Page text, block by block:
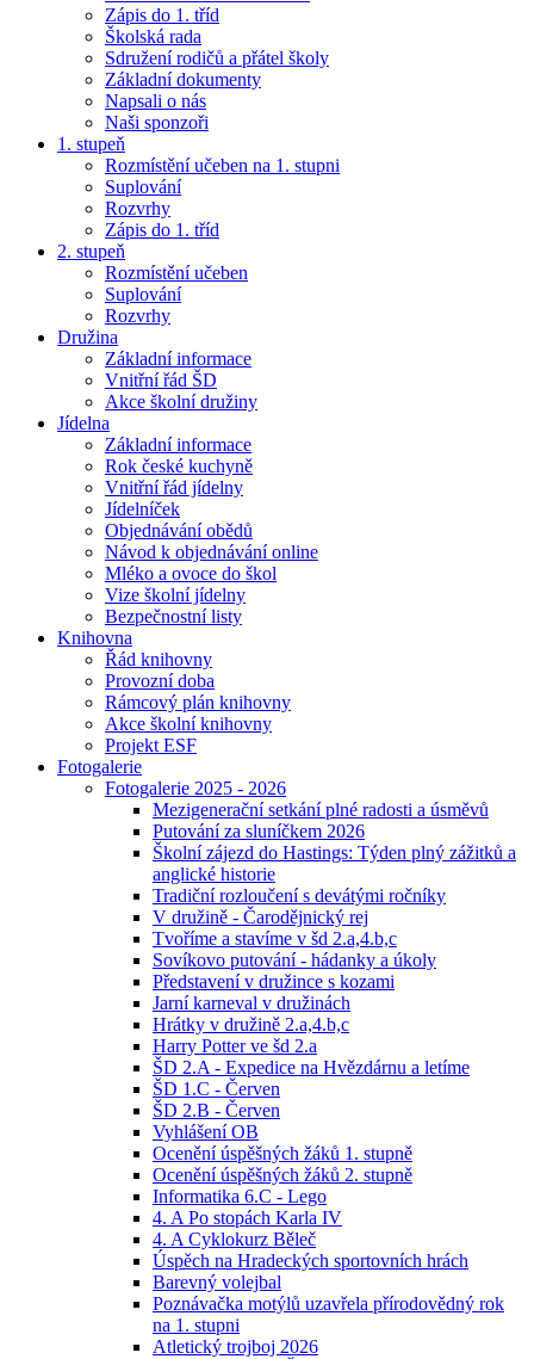
Zápis do 1. tříd
Školská rada
Sdružení rodičů a přátel školy
Základní dokumenty
Napsali o nás
Naši sponzoři
1. stupeň
Rozmístění učeben na 1. stupni
Suplování
Rozvrhy
Zápis do 1. tříd
2. stupeň
Rozmístění učeben
Suplování
Rozvrhy
Družina
Základní informace
Vnitřní řád ŠD
Akce školní družiny
Jídelna
Základní informace
Rok české kuchyně
Vnitřní řád jídelny
Jídelníček
Objednávání obědů
Návod k objednávání online
Mléko a ovoce do škol
Vize školní jídelny
Bezpečnostní listy
Knihovna
Řád knihovny
Provozní doba
Rámcový plán knihovny
Akce školní knihovny
Projekt ESF
Fotogalerie
Fotogalerie 2025 - 2026
Mezigenerační setkání plné radosti a úsměvů
Putování za sluníčkem 2026
Školní zájezd do Hastings: Týden plný zážitků a
anglické historie
Tradiční rozloučení s devátými ročníky
V družině - Čarodějnický rej
Tvoříme a stavíme v šd 2.a,4.b,c
Sovíkovo putování - hádanky a úkoly
Představení v družince s kozami
Jarní karneval v družinách
Hrátky v družině 2.a,4.b,c
Harry Potter ve šd 2.a
ŠD 2.A - Expedice na Hvězdárnu a letíme
ŠD 1.C - Červen
ŠD 2.B - Červen
Vyhlášení OB
Ocenění úspěšných žáků 1. stupně
Ocenění úspěšných žáků 2. stupně
Informatika 6.C - Lego
4. A Po stopách Karla IV
4. A Cyklokurz Běleč
Úspěch na Hradeckých sportovních hrách
Barevný volejbal
Poznávačka motýlů uzavřela přírodovědný rok
na 1. stupni
Atletický trojboj 2026